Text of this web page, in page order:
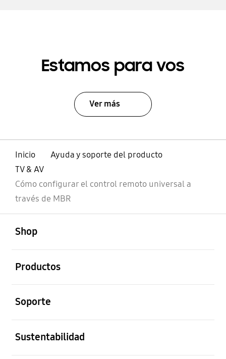
Estamos para vos
Ver más
Inicio
Ayuda y soporte del producto
TV & AV
Cómo configurar el control remoto universal a
través de MBR
Shop
Productos
Soporte
Sustentabilidad